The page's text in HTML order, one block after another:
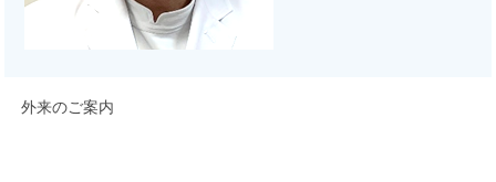
外来のご案内